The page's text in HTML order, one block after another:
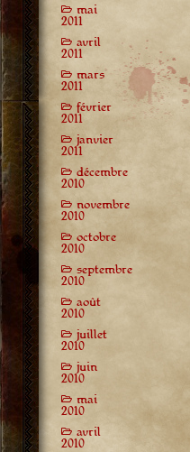
mai
2011
avril
2011
mars
2011
février
2011
janvier
2011
décembre
2010
novembre
2010
octobre
2010
septembre
2010
août
2010
juillet
2010
juin
2010
mai
2010
avril
2010